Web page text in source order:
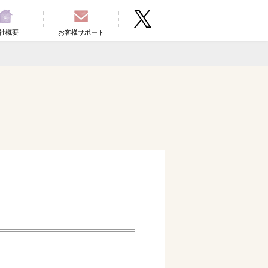
概要 お客様サポート